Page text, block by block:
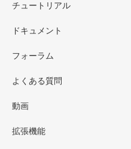
チュートリアル
ドキュメント
フォーラム
よくある質問
動画
拡張機能